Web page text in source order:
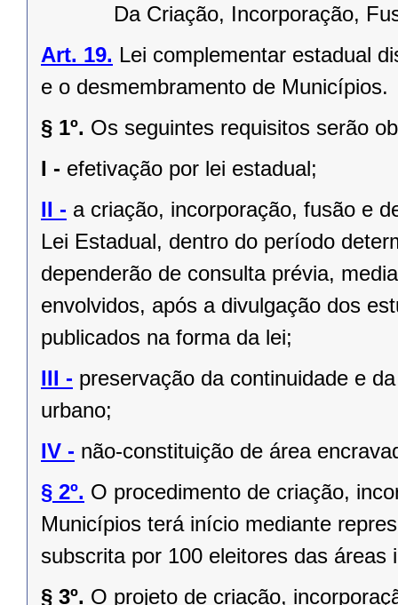
Da Criação, Incorporação,
Art. 19. Lei complementar estadual
e o desmembramento de Municípios.
§ 1º. Os seguintes requisitos serão
I - efetivação por lei estadual;
II - a criação, incorporação, fusão e
Lei Estadual, dentro do período
dependerão de consulta prévia,
envolvidos, após a divulgação dos
publicados na forma da lei;
III - preservação da continuidade e
urbano;
IV - não-constituição de área
§ 2º. O procedimento de criação,
Municípios terá início mediante
subscrita por 100 eleitores das
§ 3º. O projeto de criação,